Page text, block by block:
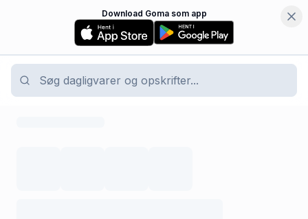
Download Goma som app